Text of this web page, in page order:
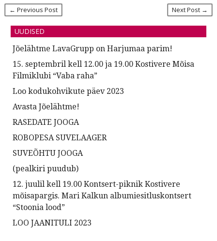
← Previous Post Next Post →
UUDISED
Jõelähtme LavaGrupp on Harjumaa parim!
15. septembril kell 12.00 ja 19.00 Kostivere Mõisa
Filmiklubi “Vaba raha”
Loo kodukohvikute päev 2023
Avasta Jõelähtme!
RASEDATE JOOGA
ROBOPESA SUVELAAGER
SUVEÕHTU JOOGA
(pealkiri puudub)
12. juulil kell 19.00 Kontsert-piknik Kostivere
mõisapargis. Mari Kalkun albumiesitluskontsert
“Stoonia lood”
LOO JAANITULI 2023